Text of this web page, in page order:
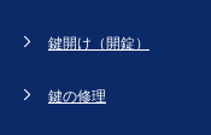
鍵開け（開錠）
鍵の修理